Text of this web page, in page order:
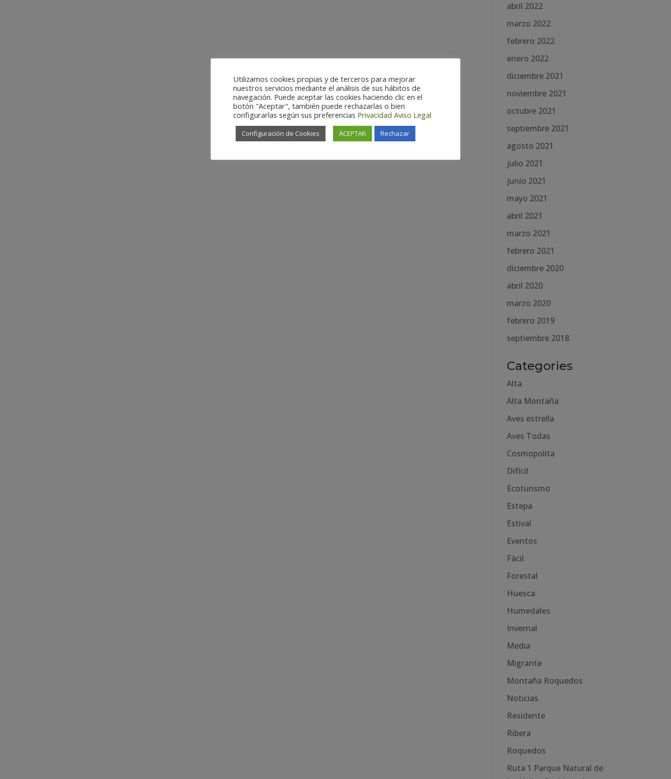
abril 2022
marzo 2022
febrero 2022
enero 2022
diciembre 2021
noviembre 2021
octubre 2021
septiembre 2021
agosto 2021
julio 2021
junio 2021
mayo 2021
abril 2021
marzo 2021
febrero 2021
diciembre 2020
abril 2020
marzo 2020
febrero 2019
septiembre 2018
Categories
Alta
Alta Montaña
Aves estrella
Aves Todas
Cosmopolita
Difícil
Ecoturismo
Estepa
Estival
Eventos
Fácil
Forestal
Huesca
Humedales
Invernal
Media
Migrante
Montaña Roquedos
Noticias
Residente
Ribera
Roquedos
Ruta 1 Parque Natural de
Utilizamos cookies propias y de terceros para mejorar
nuestros servicios mediante el análisis de sus hábitos de
navegación. Puede aceptar las cookies haciendo clic en el
botón "Aceptar", también puede rechazarlas o bien
configurarlas según sus preferencias Privacidad Aviso Legal
Configuración de Cookies ACEPTAR Rechazar